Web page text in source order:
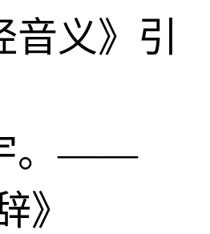
音义》引
。——
》